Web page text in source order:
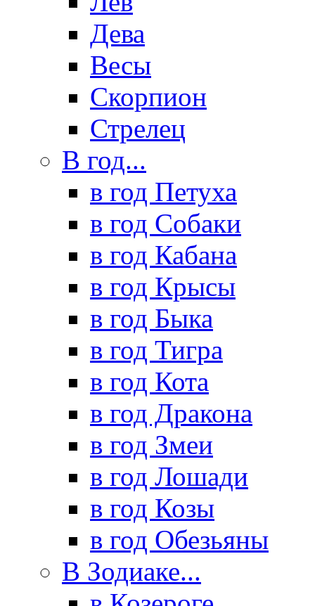
Дева
Весы
Скорпион
Стрелец
В год...
в год Петуха
в год Собаки
в год Кабана
в год Крысы
в год Быка
в год Тигра
в год Кота
в год Дракона
в год Змеи
в год Лошади
в год Козы
в год Обезьяны
В Зодиаке...